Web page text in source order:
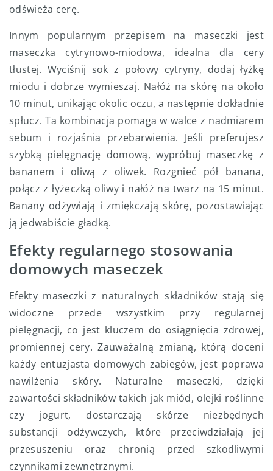
odświeża cerę.
Innym popularnym przepisem na maseczki jest
maseczka cytrynowo-miodowa, idealna dla cery
tłustej. Wyciśnij sok z połowy cytryny, dodaj łyżkę
miodu i dobrze wymieszaj. Nałóż na skórę na około
10 minut, unikając okolic oczu, a następnie dokładnie
spłucz. Ta kombinacja pomaga w walce z nadmiarem
sebum i rozjaśnia przebarwienia. Jeśli preferujesz
szybką pielęgnację domową, wypróbuj maseczkę z
bananem i oliwą z oliwek. Rozgnieć pół banana,
połącz z łyżeczką oliwy i nałóż na twarz na 15 minut.
Banany odżywiają i zmiękczają skórę, pozostawiając
ją jedwabiście gładką.
Efekty regularnego stosowania
domowych maseczek
Efekty maseczki z naturalnych składników stają się
widoczne przede wszystkim przy regularnej
pielęgnacji, co jest kluczem do osiągnięcia zdrowej,
promiennej cery. Zauważalną zmianą, którą doceni
każdy entuzjasta domowych zabiegów, jest poprawa
nawilżenia skóry. Naturalne maseczki, dzięki
zawartości składników takich jak miód, olejki roślinne
czy jogurt, dostarczają skórze niezbędnych
substancji odżywczych, które przeciwdziałają jej
przesuszeniu oraz chronią przed szkodliwymi
czynnikami zewnętrznymi.